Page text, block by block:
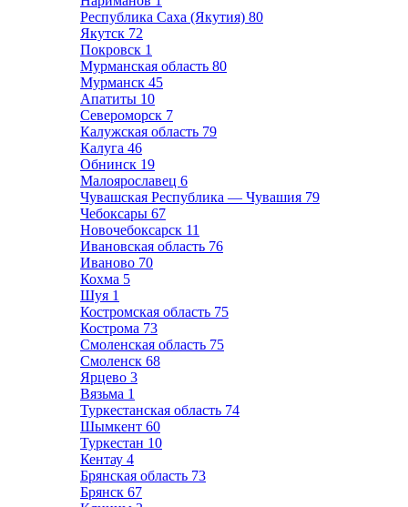
Республика Саха (Якутия) 80
Якутск 72
Покровск 1
Мурманская область 80
Мурманск 45
Апатиты 10
Североморск 7
Калужская область 79
Калуга 46
Обнинск 19
Малоярославец 6
Чувашская Республика — Чувашия 79
Чебоксары 67
Новочебоксарск 11
Ивановская область 76
Иваново 70
Кохма 5
Шуя 1
Костромская область 75
Кострома 73
Смоленская область 75
Смоленск 68
Ярцево 3
Вязьма 1
Туркестанская область 74
Шымкент 60
Туркестан 10
Кентау 4
Брянская область 73
Брянск 67